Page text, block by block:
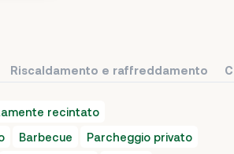
Riscaldamento e raffreddamento
recintato
Barbecue
Parcheggio privato